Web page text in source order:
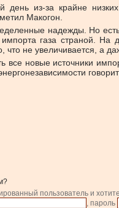
день из-за крайне
Макогон.
надежды. Но
импорта газа страной.
что не увеличивается, а
все новые источники
пользователь и
, пароль